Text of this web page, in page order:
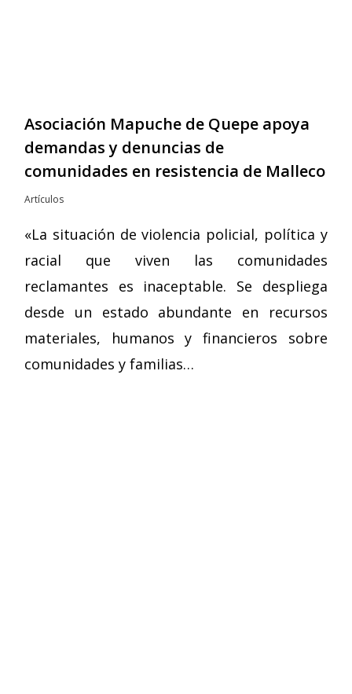
Asociación Mapuche de Quepe apoya
demandas y denuncias de
comunidades en resistencia de Malleco
Artículos
«La situación de violencia policial, política y
racial que viven las comunidades
reclamantes es inaceptable. Se despliega
desde un estado abundante en recursos
materiales, humanos y financieros sobre
comunidades y familias…